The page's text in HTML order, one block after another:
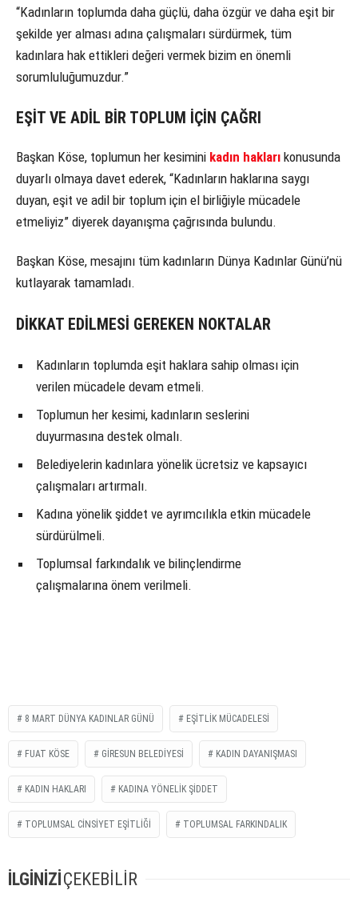
“Kadınların toplumda daha güçlü, daha özgür ve daha eşit bir
şekilde yer alması adına çalışmaları sürdürmek, tüm
kadınlara hak ettikleri değeri vermek bizim en önemli
sorumluluğumuzdur.”
EŞİT VE ADİL BİR TOPLUM İÇİN ÇAĞRI
Başkan Köse, toplumun her kesimini kadın hakları konusunda
duyarlı olmaya davet ederek, “Kadınların haklarına saygı
duyan, eşit ve adil bir toplum için el birliğiyle mücadele
etmeliyiz” diyerek dayanışma çağrısında bulundu.
Başkan Köse, mesajını tüm kadınların Dünya Kadınlar Günü’nü
kutlayarak tamamladı.
DİKKAT EDİLMESİ GEREKEN NOKTALAR
Kadınların toplumda eşit haklara sahip olması için
verilen mücadele devam etmeli.
Toplumun her kesimi, kadınların seslerini
duyurmasına destek olmalı.
Belediyelerin kadınlara yönelik ücretsiz ve kapsayıcı
çalışmaları artırmalı.
Kadına yönelik şiddet ve ayrımcılıkla etkin mücadele
sürdürülmeli.
Toplumsal farkındalık ve bilinçlendirme
çalışmalarına önem verilmeli.
8 MART DÜNYA KADINLAR GÜNÜ EŞITLIK MÜCADELESI
FUAT KÖSE GIRESUN BELEDIYESI KADIN DAYANIŞMASI
KADIN HAKLARI KADINA YÖNELIK ŞIDDET
TOPLUMSAL CINSIYET EŞITLIĞI TOPLUMSAL FARKINDALIK
İLGİNİZİ ÇEKEBİLİR